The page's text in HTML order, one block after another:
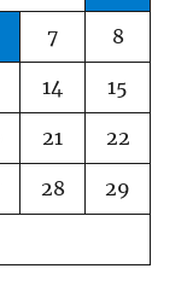
7 8
14 15
21 22
28 29